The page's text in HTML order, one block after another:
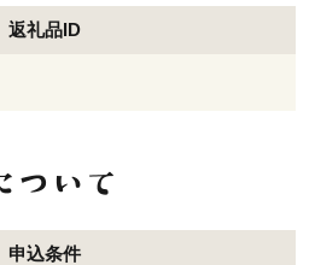
返礼品ID
申込条件